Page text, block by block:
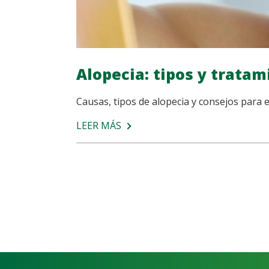
Alopecia: tipos y
Causas, tipos de alopecia y consejos para
LEER MÁS SOBRE
ALOPECIA: